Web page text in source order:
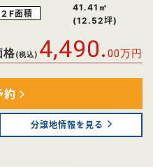
２F面積
41.41㎡
(12.52坪)
格(税込) 4,490. 00万円
約
分譲地情報を見る